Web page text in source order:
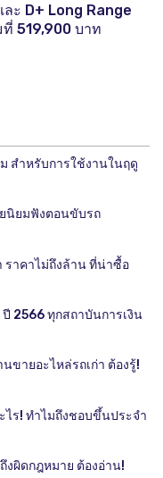
ะ D+ Long Range
519,900 บาท
สำหรับการใช้งานในฤดู
นิยมฟังตอนขับรถ
ราคาไม่ถึงล้าน ที่น่าซื้อ
2566 ทุกสถาบันการเงิน
ขายอะไหล่รถเก่า ต้องรู้!
ไร! ทำไมถึงชอบขึ้นประจำ
งผิดกฎหมาย ต้องอ่าน!